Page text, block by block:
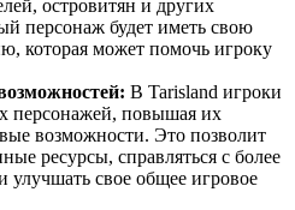
островитян и других
персонаж будет иметь свою
которая может помочь игроку
В Tarisland игроки
персонажей, повышая их
возможности. Это позволит
ресурсы, справляться с более
свое общее игровое